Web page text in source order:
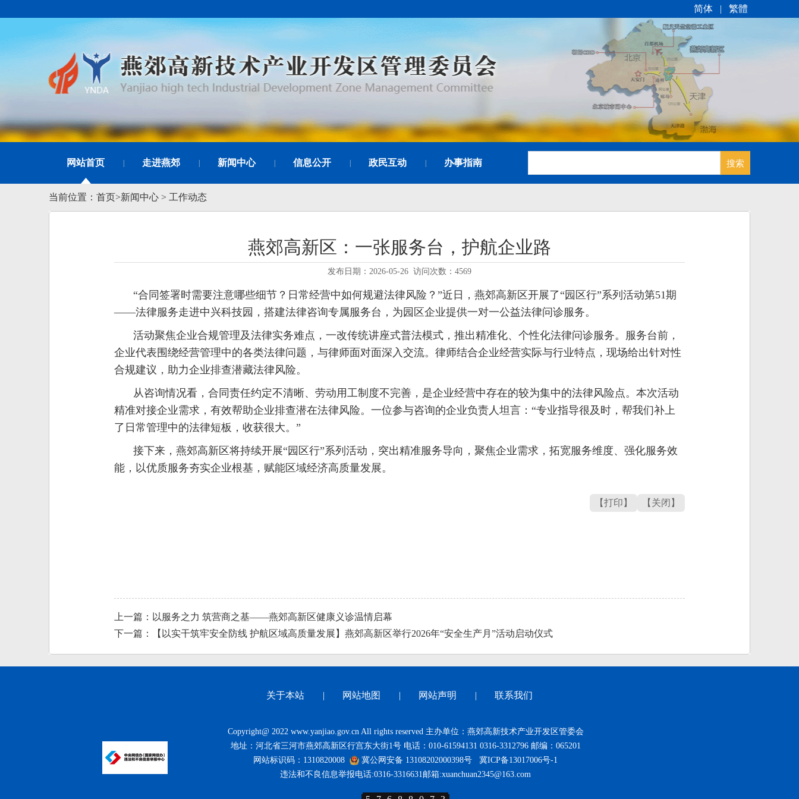
简体 | 繁體
网站首页 走进燕郊 新闻中心 信息公开 政民互动 办事指南
当前位置： 首页>新闻中心 > 工作动态
燕郊高新区：一张服务台，护航企业路
发布日期：2026-05-26 访问次数：4569
“合同签署时需要注意哪些细节？日常经营中如何规避法律风险？”近日，燕郊高新区开展了“园区行”系列活动第51期
——法律服务走进中兴科技园，搭建法律咨询专属服务台，为园区企业提供一对一公益法律问诊服务。
活动聚焦企业合规管理及法律实务难点，一改传统讲座式普法模式，推出精准化、个性化法律问诊服务。服务台前，
企业代表围绕经营管理中的各类法律问题，与律师面对面深入交流。律师结合企业经营实际与行业特点，现场给出针对性
合规建议，助力企业排查潜藏法律风险。
从咨询情况看，合同责任约定不清晰、劳动用工制度不完善，是企业经营中存在的较为集中的法律风险点。本次活动
精准对接企业需求，有效帮助企业排查潜在法律风险。一位参与咨询的企业负责人坦言：“专业指导很及时，帮我们补上
了日常管理中的法律短板，收获很大。”
接下来，燕郊高新区将持续开展“园区行”系列活动，突出精准服务导向，聚焦企业需求，拓宽服务维度、强化服务效
能，以优质服务夯实企业根基，赋能区域经济高质量发展。
【打印】 【关闭】
上一篇：以服务之力 筑营商之基——燕郊高新区健康义诊温情启幕
下一篇：【以实干筑牢安全防线 护航区域高质量发展】燕郊高新区举行2026年“安全生产月”活动启动仪式
关于本站 | 网站地图 | 网站声明 | 联系我们
Copyright@ 2022 www.yanjiao.gov.cn All rights reserved 主办单位：燕郊高新技术产业开发区管委会
地址：河北省三河市燕郊高新区行宫东大街1号 电话：010-61594131 0316-3312796 邮编：065201
网站标识码：1310820008
冀公网安备 13108202000398号
冀ICP备13017006号-1
违法和不良信息举报电话:0316-3316631邮箱:xuanchuan2345@163.com